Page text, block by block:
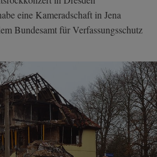
eine Kameradschaft in Jena
Bundesamt für Verfassungsschutz